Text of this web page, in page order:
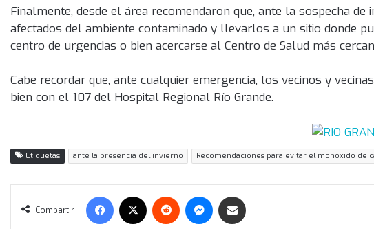
Finalmente, desde el área recomendaron que, ante la sospecha
afectados del ambiente contaminado y llevarlos a un sitio donde
centro de urgencias o bien acercarse al Centro de Salud más
Cabe recordar que, ante cualquier emergencia, los vecinos y
bien con el 107 del Hospital Regional Río Grande.
Etiquetas ante la presencia del invierno Recomendaciones para evitar el monoxido de
Compartir
Facebook Reddit Messenger